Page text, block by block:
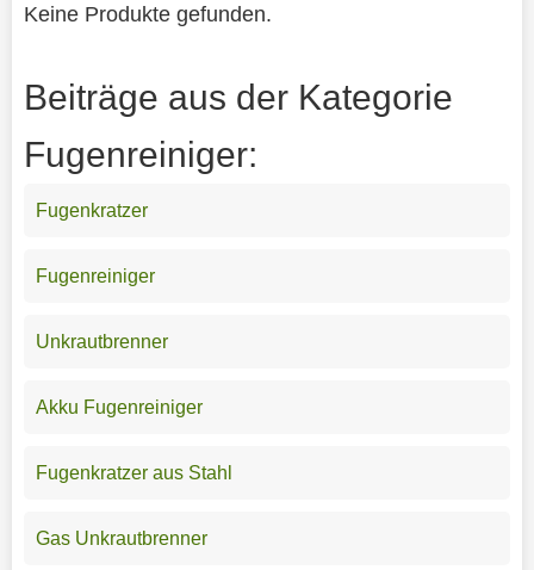
Keine Produkte gefunden.
Beiträge aus der Kategorie
Fugenreiniger:
Fugenkratzer
Fugenreiniger
Unkrautbrenner
Akku Fugenreiniger
Fugenkratzer aus Stahl
Gas Unkrautbrenner